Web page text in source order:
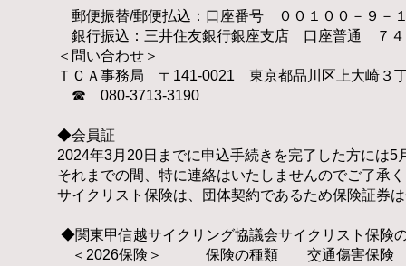
郵便振替/郵便払込：口座番号 ０ ０１００－９－
銀行振込：三井住友銀行銀座支店 口座普通 ７
＜問い合わせ＞​
ＴＣＡ事務局 〒141-0021 東京都品川区上大崎
☎ 080-3713-3190
◆会員証
2024年3月20日までに申込手続きを完了した方には5
それまでの間、特に連絡はいたしませんのでご了承
サイクリスト保険は、団体契約であるため保険証券
◆関東甲信越サイクリング協議会サイクリスト保険
＜2026保険＞ 保険の種類 交通傷害保険